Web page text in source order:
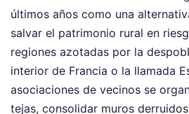
últimos años como una
salvar el patrimonio rural en
regiones azotadas por la
interior de Francia o la llamada
asociaciones de vecinos se
tejas, consolidar muros